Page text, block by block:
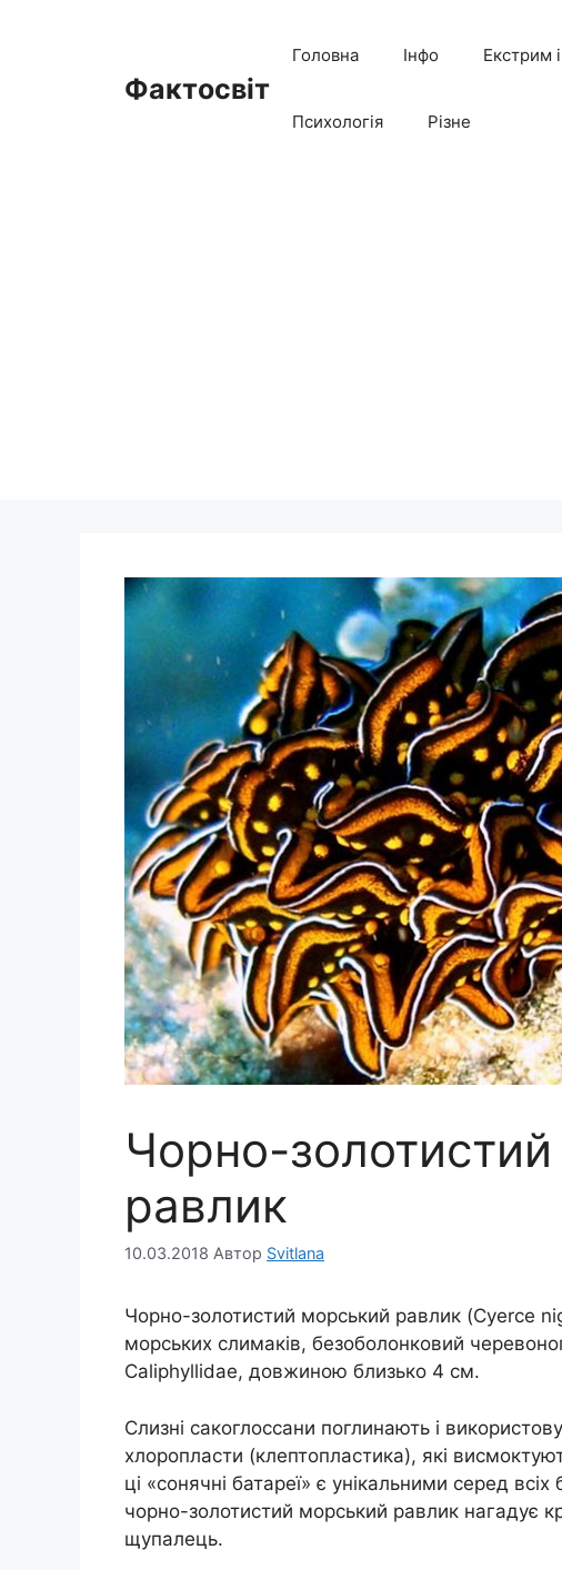
Фактосвіт
Головна Інфо Екстрим
Психологія Різне
Чорно-
равлик
10.03.2018 Автор Svitlana
Чорно-золотистий морський равлик (Cyerce
морських слимаків, безоболонковий
Caliphyllidae, довжиною близько 4 см.
Слизні сакоглоссани поглинають і
хлоропласти (клептопластика), які
ці «сонячні батареї» є унікальними серед
чорно-золотистий морський равлик нагадує
щупалець.